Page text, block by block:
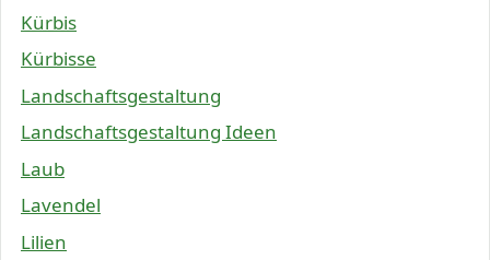
Kürbis
Kürbisse
Landschaftsgestaltung
Landschaftsgestaltung Ideen
Laub
Lavendel
Lilien